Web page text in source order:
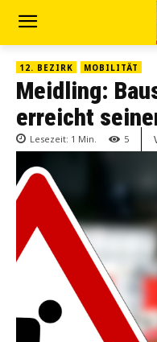
12. BEZIRK MOBILITÄT
Meidling:
erreicht
Lesezeit: 1 Min. 5